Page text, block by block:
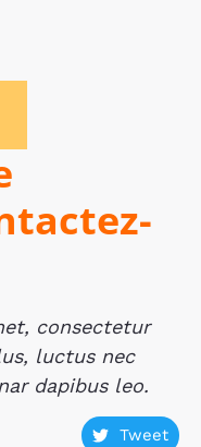
consectetur
luctus nec
dapibus leo.
Tweet